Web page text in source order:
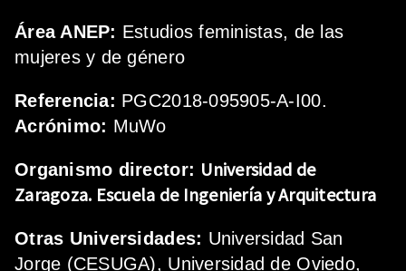
Área ANEP: Estudios feministas, de las
mujeres y de género
Referencia: PGC2018-095905-A-I00.
Acrónimo: MuWo
Organismo director: Universidad de
Zaragoza. Escuela de Ingeniería y Arquitectura
Otras Universidades: Universidad San
Jorge (CESUGA), Universidad de Oviedo,